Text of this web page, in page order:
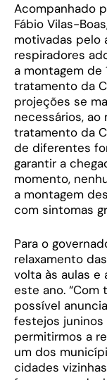
Acompanhado
Fábio Vilas-
motivadas pelo
respiradores
a montagem de
tratamento da
projeções se
necessários, ao
tratamento da
de diferentes
garantir a
momento,
a montagem
com sintomas
Para o
relaxamento
volta às aulas e
este ano.
possível
festejos juninos
permitirmos a
um dos
cidades